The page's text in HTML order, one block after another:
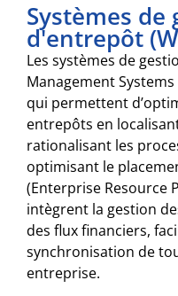
Systèmes de
d'entrepôt
Les systèmes de
Management
qui permettent
entrepôts en
rationalisant les
optimisant le
(Enterprise Resource
intègrent la gestion
des flux financiers,
synchronisation de
entreprise.